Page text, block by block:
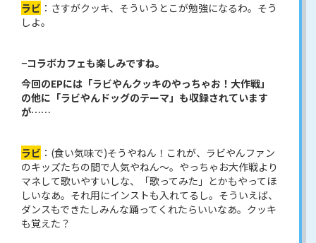
ラビ ：さすがクッキ、そういうとこが勉強になるわ。そう
しよ。
−コラボカフェも楽しみですね。
今回のEPには「ラビやんクッキのやっちゃお！大作戦」
の他に「ラビやんドッグのテーマ」も収録されています
が……
ラビ ：(食い気味で)そうやねん！これが、ラビやんファン
のキッズたちの間で人気やねん〜。やっちゃお大作戦より
マネして歌いやすいしな、「歌ってみた」とかもやってほ
しいなあ。それ用にインストも入れてるし。そういえば、
ダンスもできたしみんな踊ってくれたらいいなあ。クッキ
も覚えた？